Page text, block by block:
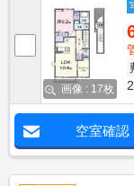
画像 : 17枚
空室確認